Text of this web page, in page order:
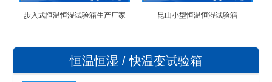
步入式恒温恒湿试验箱生产厂家 昆山小型恒温恒湿试验箱
恒温恒湿 / 快温变试验箱